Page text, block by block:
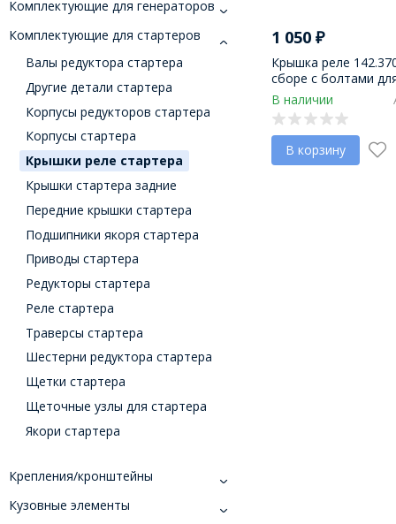
Комплектующие для генераторов
Комплектующие для стартеров
Валы редуктора стартера
Другие детали стартера
Корпусы редукторов стартера
Корпусы стартера
Крышки реле стартера
Крышки стартера задние
Передние крышки стартера
Подшипники якоря стартера
Приводы стартера
Редукторы стартера
Реле стартера
Траверсы стартера
Шестерни редуктора стартера
Щетки стартера
Щеточные узлы для стартера
Якори стартера
Крепления/кронштейны
Кузовные элементы
1 050 ₽
Крышка реле
сборе с болтами
карболит БАТЭ
В наличии
В корзину